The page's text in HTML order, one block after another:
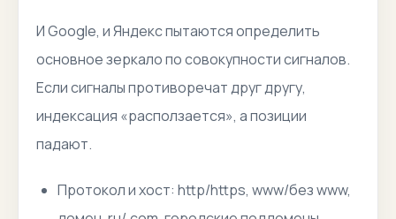
И Google, и Яндекс пытаются определить
основное зеркало по совокупности сигналов.
Если сигналы противоречат друг другу,
индексация «расползается», а позиции
падают.
Протокол и хост: http/https, www/без www,